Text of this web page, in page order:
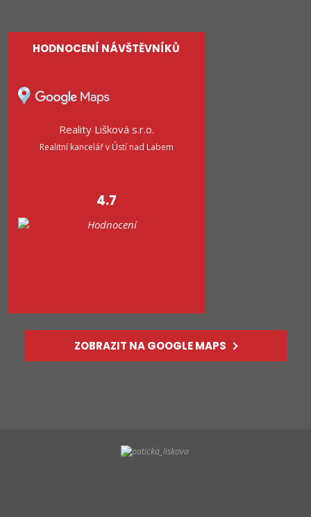
HODNOCENÍ NÁVŠTĚVNÍKŮ
Reality Lišková s.r.o.
Realitní kancelář v Ústí nad Labem
4.7
ZOBRAZIT NA GOOGLE MAPS